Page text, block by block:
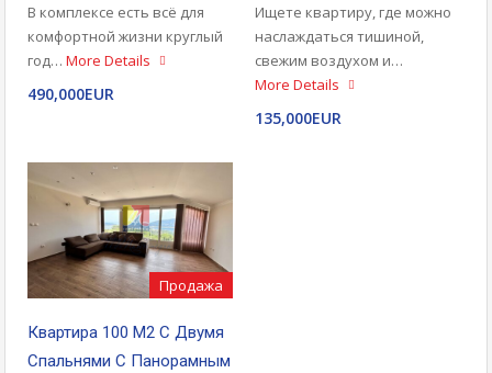
В комплексе есть всё для
комфортной жизни круглый
год… More Details
490,000EUR
Ищете квартиру, где можно
наслаждаться тишиной,
свежим воздухом и…
More Details
135,000EUR
Продажа
Квартира 100 М2 С Двумя
Спальнями С Панорамным